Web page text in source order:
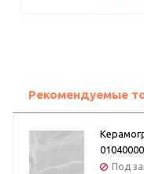
Рекомендуемые
Под